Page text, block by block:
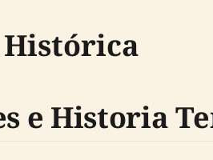
Histórica
e Historia